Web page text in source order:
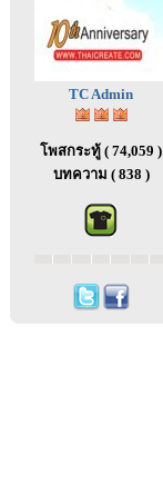
TC Admin
โพสกระทู้ ( 74,059 )
บทความ ( 838 )